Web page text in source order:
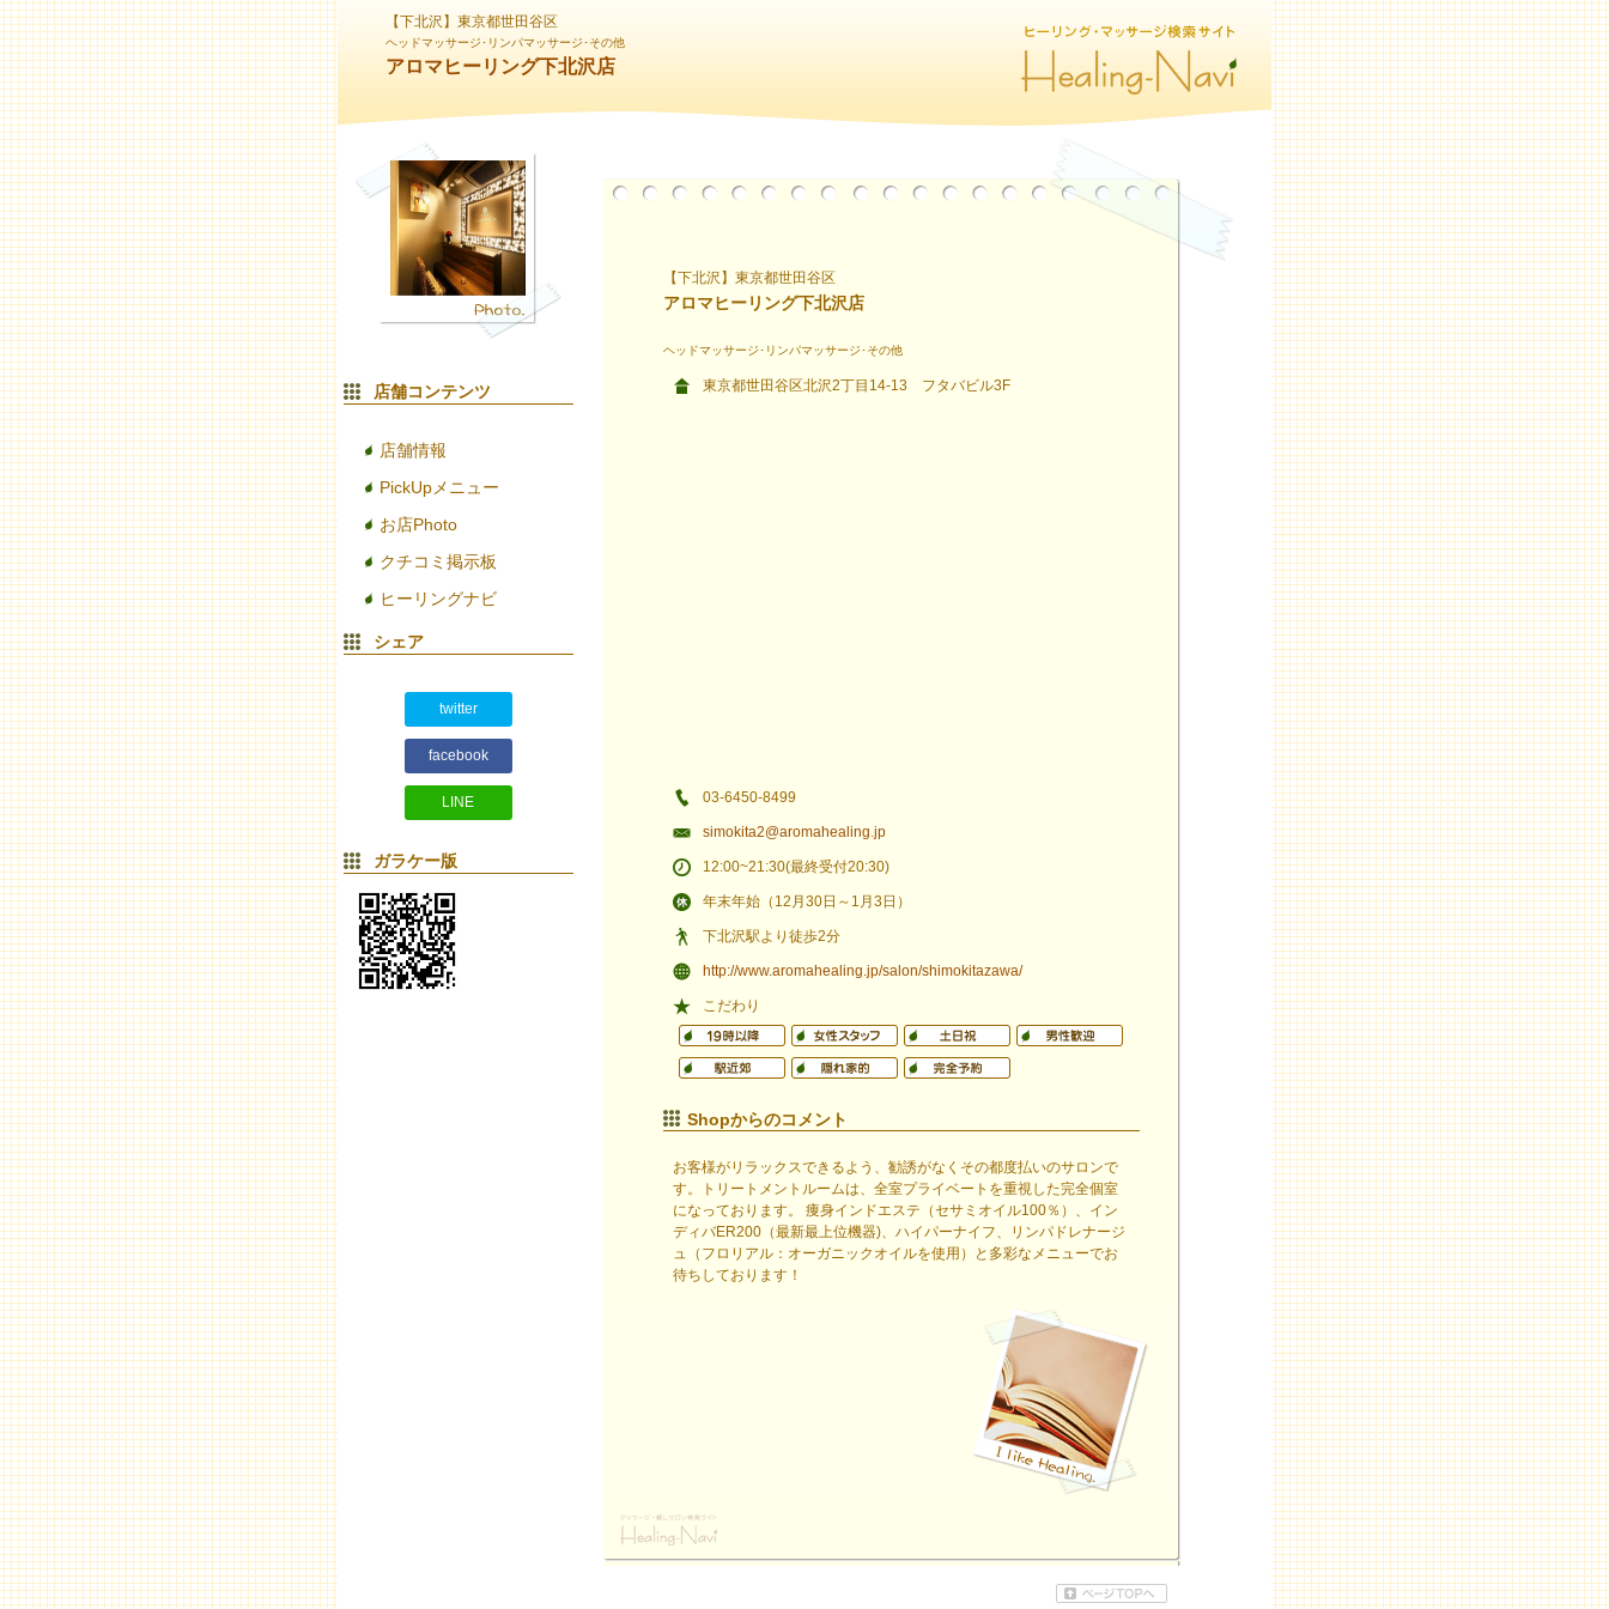
【下北沢】東京都世田谷区
ヘッドマッサージ･リンパマッサージ･その他
アロマヒーリング下北沢店
店舗コンテンツ
店舗情報
PickUpメニュー
お店Photo
クチコミ掲示板
ヒーリングナビ
シェア
twitter
facebook
LINE
ガラケー版
【下北沢】東京都世田谷区
アロマヒーリング下北沢店
ヘッドマッサージ･リンパマッサージ･その他
東京都世田谷区北沢2丁目14-13 フタバビル3F
03-6450-8499
simokita2@aromahealing.jp
12:00~21:30(最終受付20:30)
年末年始（12月30日～1月3日）
下北沢駅より徒歩2分
http://www.aromahealing.jp/salon/shimokitazawa/
こだわり
Shopからのコメント
お客様がリラックスできるよう、勧誘がなくその都度払いのサロンで
す。トリートメントルームは、全室プライベートを重視した完全個室
になっております。 痩身インドエステ（セサミオイル100％）、イン
ディバER200（最新最上位機器)、ハイパーナイフ、リンパドレナージ
ュ（フロリアル：オーガニックオイルを使用）と多彩なメニューでお
待ちしております！